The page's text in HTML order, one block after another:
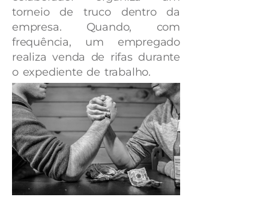
torneio de truco dentro da
empresa. Quando, com
frequência, um empregado
realiza venda de rifas durante
o expediente de trabalho.